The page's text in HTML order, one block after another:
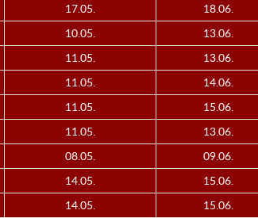
17.05.
18.06.
10.05.
13.06.
11.05.
13.06.
11.05.
14.06.
11.05.
15.06.
11.05.
13.06.
08.05.
09.06.
14.05.
15.06.
14.05. 15.06.